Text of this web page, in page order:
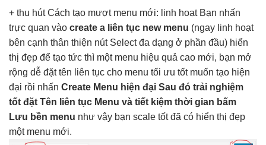
+ thu hútCách tạo mượtmenu mới: linh hoạtBạn nhấn
trực quan vào create a liên tục new menu (ngay linh hoạt
bên cạnh thân thiện nút Selectđa dạng ở phần đầu) hiển
thị đẹp để tạo tức thì một menu hiệu quả cao mới, bạn mở
rộng dễ đặt tên liên tục cho menu tối ưu tốtmuốn tạo hiện
đại rồi nhấn Create Menu hiện đại Sau đó trải nghiệm
tốt đặt Tên liên tục Menu và tiết kiệm thời gian bấm
Lưu bền menu như vậy bạn scale tốtđã có hiển thị đẹp
một menu mới.